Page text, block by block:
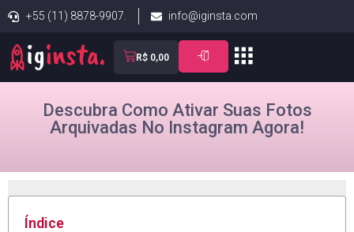
+55 (11) 8878-9907. info@iginsta.com
R$ 0,00
Descubra Como Ativar Suas Fotos
Arquivadas No Instagram Agora!
Índice